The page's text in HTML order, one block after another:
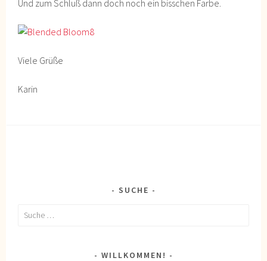
Und zum Schluß dann doch noch ein bisschen Farbe.
Viele Grüße
Karin
SUCHE
Suche
WILLKOMMEN!